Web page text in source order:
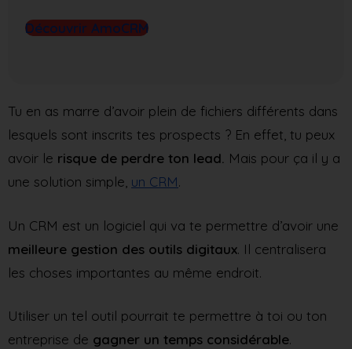
Découvrir AmoCRM
Tu en as marre d’avoir plein de fichiers différents dans
lesquels sont inscrits tes prospects ? En effet, tu peux
avoir le risque de perdre ton lead. Mais pour ça il y a
une solution simple, un CRM.
Un CRM est un logiciel qui va te permettre d’avoir une
meilleure gestion des outils digitaux. Il centralisera
les choses importantes au même endroit.
Utiliser un tel outil pourrait te permettre à toi ou ton
entreprise de gagner un temps considérable.